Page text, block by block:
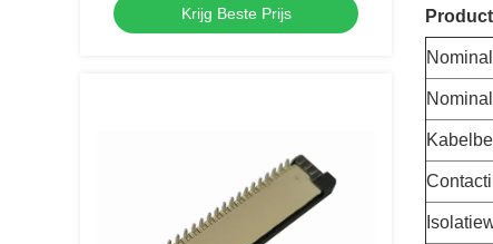
Krijg Beste Prijs